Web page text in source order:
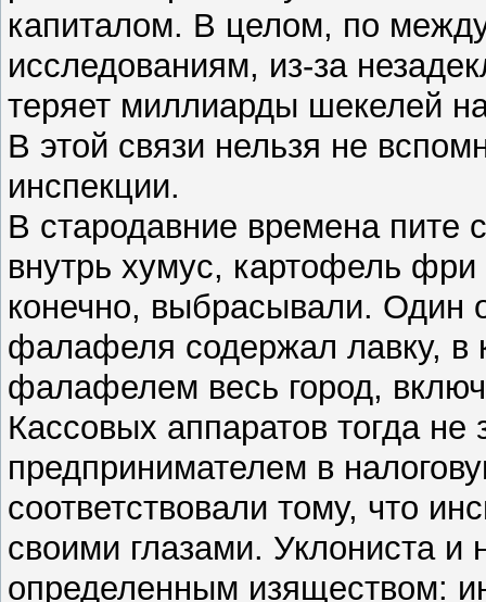
капиталом. В целом, по
исследованиям, из-за
теряет миллиарды шекелей
В этой связи нельзя не
инспекции.
В стародавние времена пите
внутрь хумус, картофель
конечно, выбрасывали. Один
фалафеля содержал лавку, в
фалафелем весь город,
Кассовых аппаратов тогда
предпринимателем в
соответствовали тому, что
своими глазами. Уклониста
определенным изяществом: